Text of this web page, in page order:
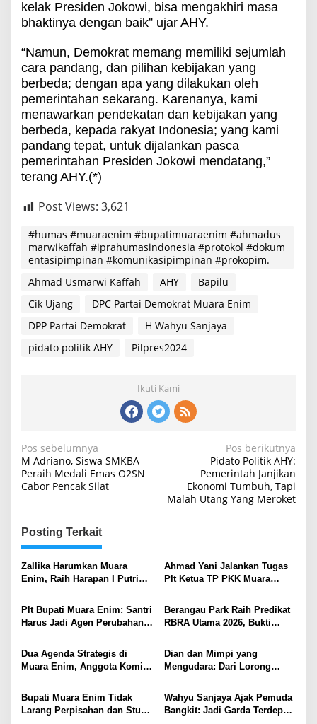
kelak Presiden Jokowi, bisa mengakhiri masa
bhaktinya dengan baik” ujar AHY.
“Namun, Demokrat memang memiliki sejumlah
cara pandang, dan pilihan kebijakan yang
berbeda; dengan apa yang dilakukan oleh
pemerintahan sekarang. Karenanya, kami
menawarkan pendekatan dan kebijakan yang
berbeda, kepada rakyat Indonesia; yang kami
pandang tepat, untuk dijalankan pasca
pemerintahan Presiden Jokowi mendatang,”
terang AHY.(*)
Post Views: 3,621
#humas #muaraenim #bupatimuaraenim #ahmadus
marwikaffah #iprahumasindonesia #protokol #dokum
entasipimpinan #komunikasipimpinan #prokopim.
Ahmad Usmarwi Kaffah
AHY
Bapilu
Cik Ujang
DPC Partai Demokrat Muara Enim
DPP Partai Demokrat
H Wahyu Sanjaya
pidato politik AHY
Pilpres2024
Ikuti Kami
Navigasi
pos
Pos sebelumnya
M Adriano, Siswa SMKBA
Peraih Medali Emas O2SN
Cabor Pencak Silat
Pos berikutnya
Pidato Politik AHY:
Pemerintah Janjikan
Ekonomi Tumbuh, Tapi
Malah Utang Yang Meroket
Posting Terkait
Zallika Harumkan Muara
Enim, Raih Harapan I Putri
Ahmad Yani Jalankan Tugas
Plt Ketua TP PKK Muara
Plt Bupati Muara Enim: Santri
Harus Jadi Agen Perubahan
Berangau Park Raih Predikat
RBRA Utama 2026, Bukti
Ramah Anak .
Dua Agenda Strategis di
Muara Enim, Anggota Komisi
Kampus dan Tinjau Dapur
MBG
Dian dan Mimpi yang
Mengudara: Dari Lorong
Bupati Muara Enim Tidak
Larang Perpisahan dan Study
Wahyu Sanjaya Ajak Pemuda
Bangkit: Jadi Garda Terdepan